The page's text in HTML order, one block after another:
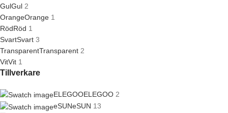
GulGul 2
OrangeOrange 1
RödRöd 1
SvartSvart 3
TransparentTransparent 2
VitVit 1
Tillverkare
ELEGOOELEGOO 2
eSUNeSUN 13